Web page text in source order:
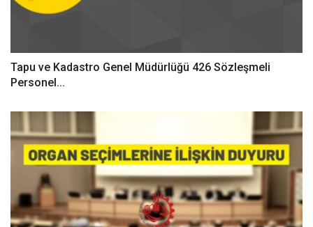
Tapu ve Kadastro Genel Müdürlüğü 426 Sözleşmeli
Personel...